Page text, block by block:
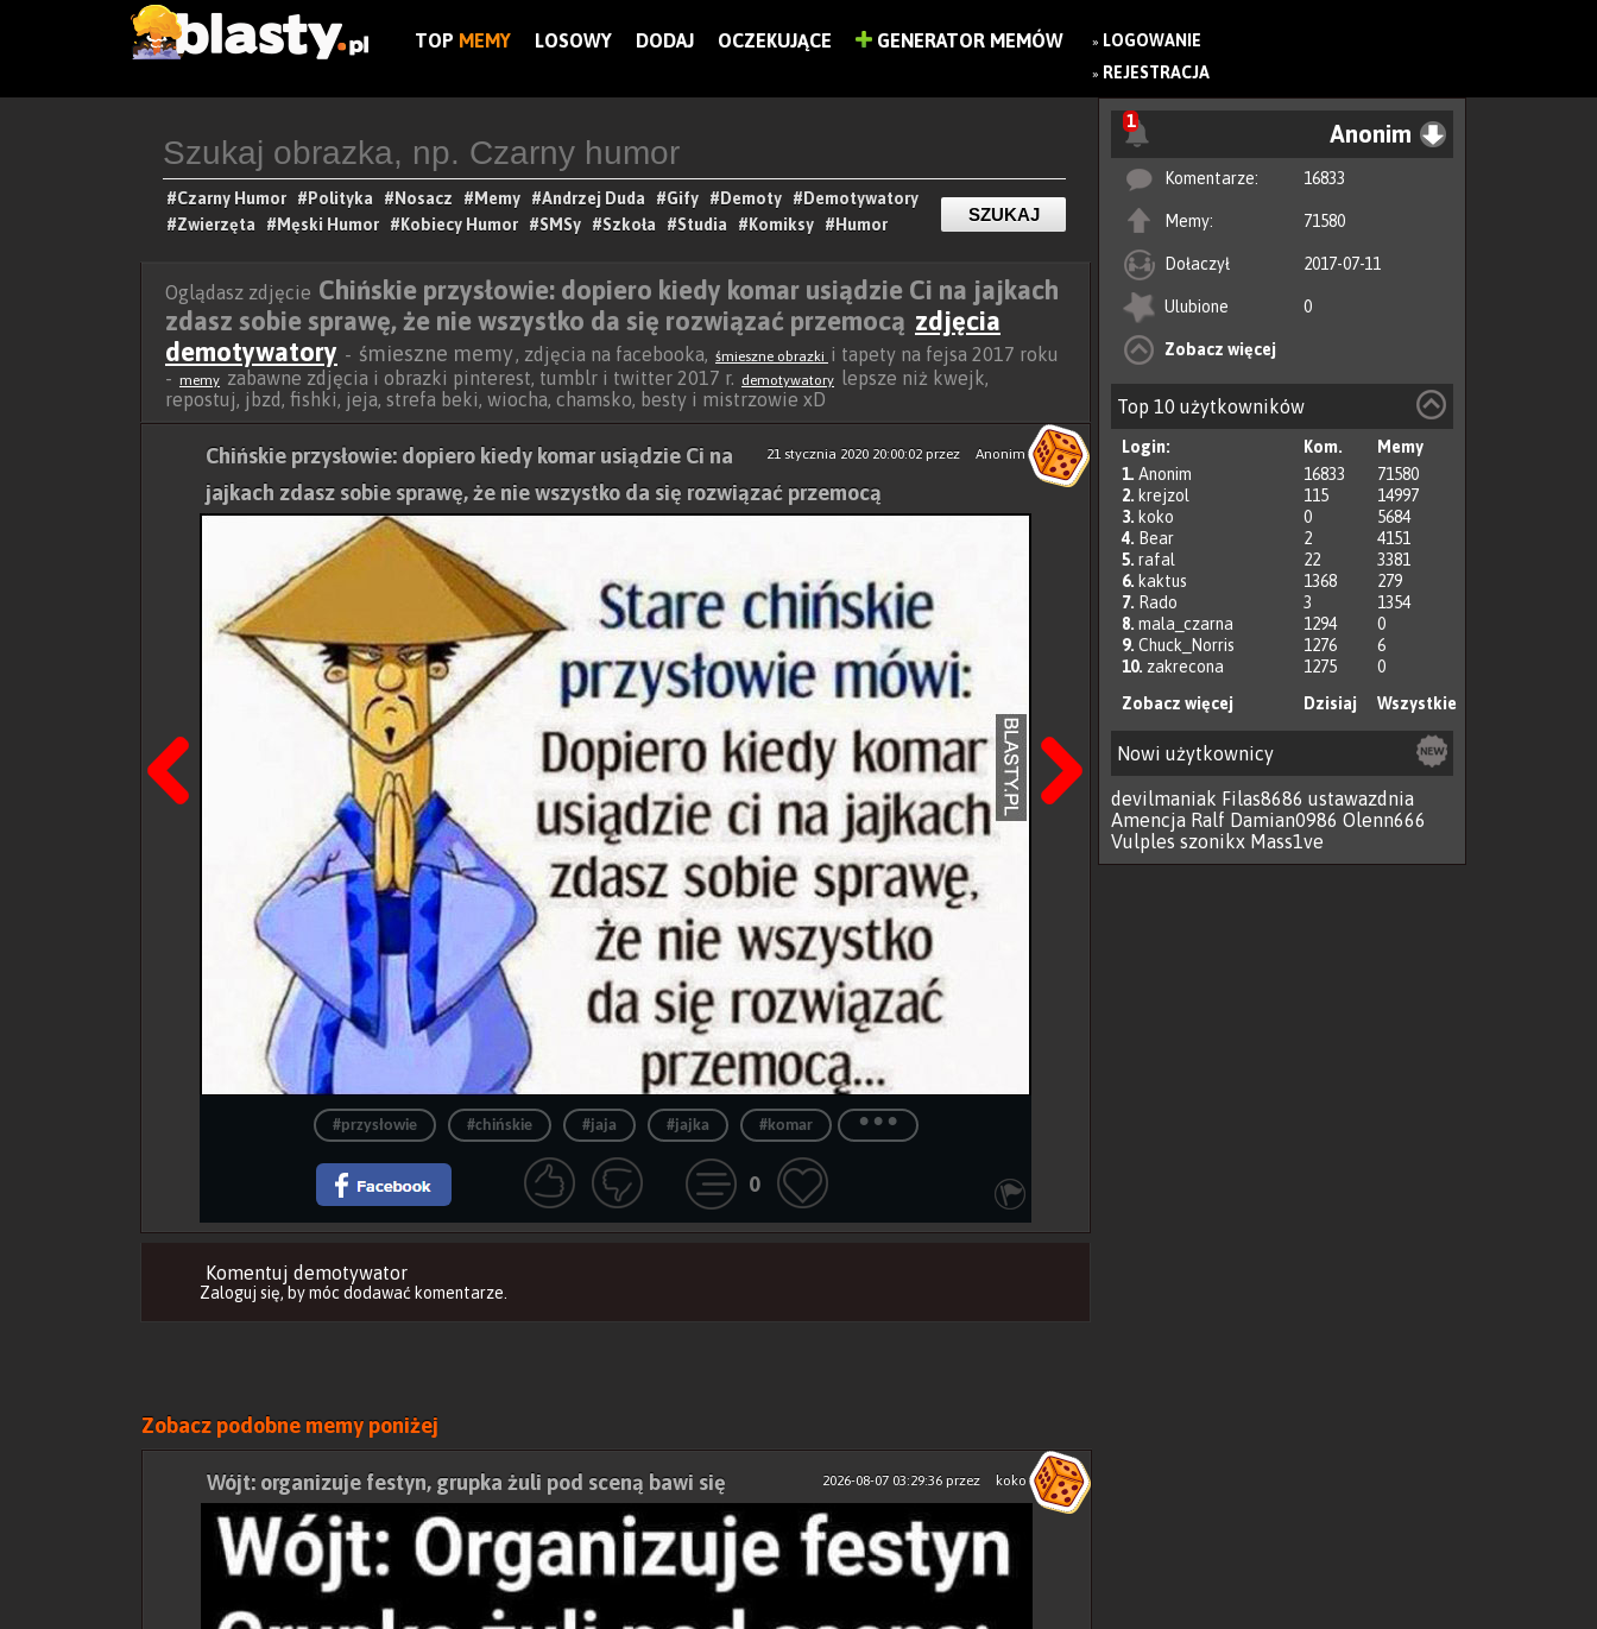
TOP MEMY LOSOWY DODAJ OCZEKUJĄCE GENERATOR MEMÓW » LOGOWANIE
» REJESTRACJA
1 Anonim
Komentarze: 16833
Memy: 71580
Dołaczył 2017-07-11
Ulubione 0
Zobacz więcej
Top 10 użytkowników
Login: Kom.
Memy
1. Anonim 16833
71580
2. krejzol 115
14997
3. koko 0
5684
4. Bear 2
4151
5. rafal 22
3381
6. kaktus 1368
279
7. Rado 3
1354
8. mala_czarna 1294
0
9. Chuck_Norris 1276
6
10. zakrecona 1275
0
Zobacz więcej
Dzisiaj Wszystkie
Nowi użytkownicy
devilmaniak Filas8686 ustawazdnia
Amencja Ralf Damian0986 Olenn666
Vulples szonikx Mass1ve
#Czarny Humor #Polityka #Nosacz #Memy #Andrzej Duda #Gify #Demoty
#Demotywatory
#Zwierzęta
#Męski Humor #Kobiecy Humor #SMSy #Szkoła #Studia #Komiksy #Humor
Oglądasz zdjęcie Chińskie przysłowie: dopiero kiedy komar usiądzie Ci na jajkach
zdasz sobie sprawę, że nie wszystko da się rozwiązać przemocą zdjęcia
demotywatory - śmieszne memy, zdjęcia na facebooka, śmieszne obrazki i tapety na fejsa 2017 roku
- memy zabawne zdjęcia i obrazki pinterest, tumblr i twitter 2017 r. demotywatory
lepsze niż kwejk,
repostuj, jbzd, fishki, jeja, strefa beki, wiocha, chamsko, besty i mistrzowie xD
21 stycznia 2020 20:00:02przez Anonim
Chińskie przysłowie: dopiero kiedy komar usiądzie Ci na
jajkach zdasz sobie sprawę, że nie wszystko da się rozwiązać przemocą
Następna
#przysłowie #chińskie #jaja #jajka #komar ...
0
Komentuj demotywator
Zaloguj się, by móc dodawać komentarze.
Zobacz podobne memy poniżej
2026-08-07 03:29:36przez koko
Wójt: organizuje festyn, grupka żuli pod sceną bawi się